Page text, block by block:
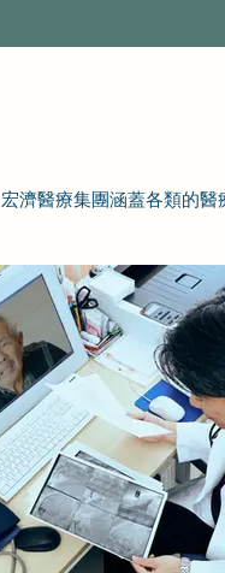
宏濟醫療集團涵蓋各類的